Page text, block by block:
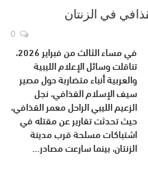
في الزنتان
في مساء الثالث من فبراير 2026،
تناقلت وسائل الإعلام الليبية
والعربية أنباء متضاربة حول مصير
سيف الإسلام القذافي، نجل
الزعيم الليبي الراحل معمر القذافي،
حيث تحدثت تقارير عن مقتله في
اشتباكات مسلحة قرب مدينة
الزنتان، بينما سارعت مصادر…